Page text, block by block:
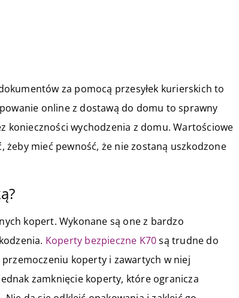
za pomocą przesyłek kurierskich to
online z dostawą do domu to sprawny
wychodzenia z domu. Wartościowe
mieć pewność, że nie zostaną uszkodzone
kopert. Wykonane są one z bardzo
Koperty bezpieczne K70są trudne do
koperty i zawartych w niej
zamknięcie koperty, które ogranicza